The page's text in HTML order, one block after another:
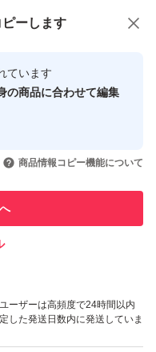
全なユーザーです
完了させた実績があります
引実績があります
ーザーは高頻度で24時間以内
した発送日数内に発送していま
ーします
ています
の商品に合わせて編集
商品情報コピー機能について